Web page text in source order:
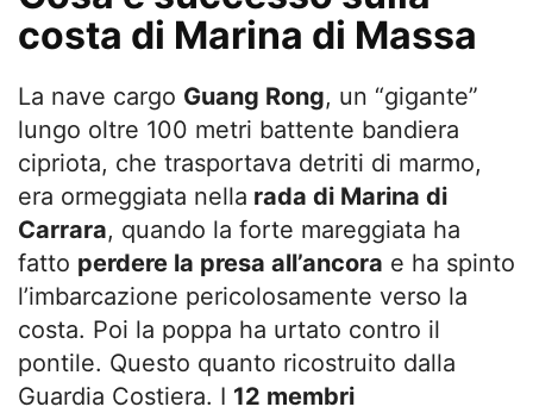
costa di Marina di Massa
La nave cargo Guang Rong, un “gigante”
lungo oltre 100 metri battente bandiera
cipriota, che trasportava detriti di marmo,
era ormeggiata nella rada di Marina di
Carrara, quando la forte mareggiata ha
fatto perdere la presa all’ancora e ha spinto
l’imbarcazione pericolosamente verso la
costa. Poi la poppa ha urtato contro il
pontile. Questo quanto ricostruito dalla
Guardia Costiera. I 12 membri